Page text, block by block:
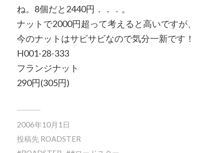
ね。8個だと2440円．．．。
ナットで2000円超って考えると高いですが、
今のナットはサビサビなので気分一新です！
H001-28-333
フランジナット
290円(305円)
2006年10月1日
投稿先 ROADSTER